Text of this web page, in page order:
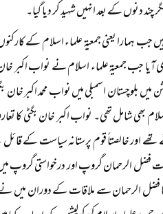
دنوں کے بعد انہیں شہید کر دیا گیا۔
جب ہمارا یعنی جمعیۃ علماء اسلام کے
آیا جب جمعیۃ علماء اسلام نے نواب اکبر
بلوچستان اسمبلی میں نواب محمد اکبر
بھی شامل تھی۔ نواب اکبر خان بگٹی کا
تھے اور خالصتاً قوم پرستانہ سیاست کے
فضل الرحمان گروپ اور درخواستی
فضل الرحمان سے ملاقات کے دوران میں